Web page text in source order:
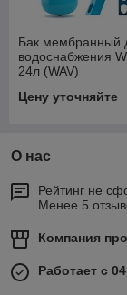
Бак мембранный
водоснабжения
24л (WAV)
Цену уточняйте
О нас
Рейтинг не
Менее 5
Компания
Работает с